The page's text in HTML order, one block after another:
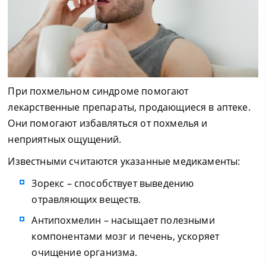
При похмельном синдроме помогают
лекарственные препараты, продающиеся в аптеке.
Они помогают избавляться от похмелья и
неприятных ощущений.
Известными считаются указанные медикаменты:
Зорекс – способствует выведению
отравляющих веществ.
Антипохмелин – насыщает полезными
компонентами мозг и печень, ускоряет
очищение организма.